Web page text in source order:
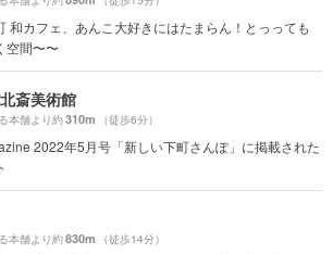
和カフェ、あんこ大好きにはたまらん！とっっても
空間〜〜
斎美術館
本舗より約310m （徒歩6分）
2022年5月号「新しい下町さんぽ」に掲載された
本舗より約830m （徒歩14分）